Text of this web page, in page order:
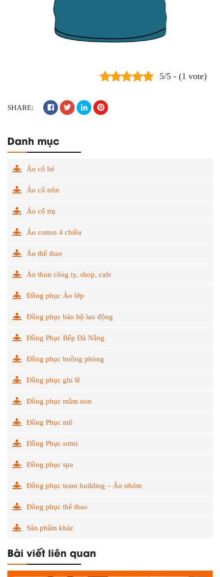
5/5 - (1 vote)
SHARE:
Danh mục
Áo cổ bẻ
Áo cổ tròn
Áo cổ trụ
Áo cotton 4 chiều
Áo thể thao
Áo thun công ty, shop, cafe
Đồng phục Áo lớp
Đồng phục bảo hộ lao động
Đồng Phục Bếp Đà Nẵng
Đồng phục buồng phòng
Đồng phục ghi lê
Đồng phục mầm non
Đồng Phục mũ
Đồng Phục sơmi
Đồng phục spa
Đồng phục team building – Áo nhóm
Đồng phục thể thao
Sản phẩm khác
Bài viết liên quan